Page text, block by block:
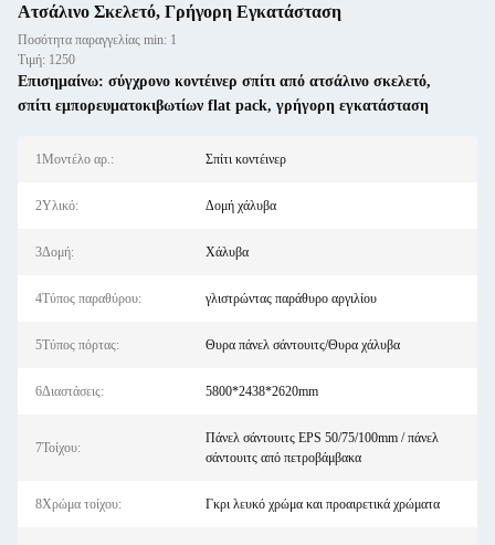
Ατσάλινο Σκελετό, Γρήγορη Εγκατάσταση
Ποσότητα παραγγελίας min: 1
Τιμή: 1250
Επισημαίνω: σύγχρονο κοντέινερ σπίτι από ατσάλινο σκελετό,
σπίτι εμπορευματοκιβωτίων flat pack, γρήγορη εγκατάσταση
1Μοντέλο αρ.: Σπίτι κοντέινερ
2Υλικό: Δομή χάλυβα
3Δομή: Χάλυβα
4Τύπος παραθύρου: γλιστρώντας παράθυρο αργιλίου
5Τύπος πόρτας: Θυρα πάνελ σάντουιτς/Θυρα χάλυβα
6Διαστάσεις: 5800*2438*2620mm
7Τοίχου:
Πάνελ σάντουιτς EPS 50/75/100mm / πάνελ
σάντουιτς από πετροβάμβακα
8Χρώμα τοίχου: Γκρι λευκό χρώμα και προαιρετικά χρώματα